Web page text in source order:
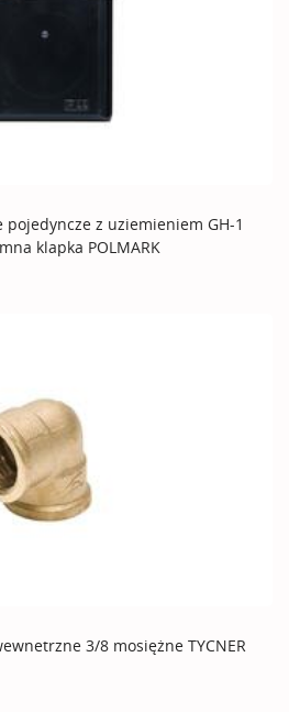
z uziemieniem GH-1
klapka POLMARK
3/8 mosiężne TYCNER